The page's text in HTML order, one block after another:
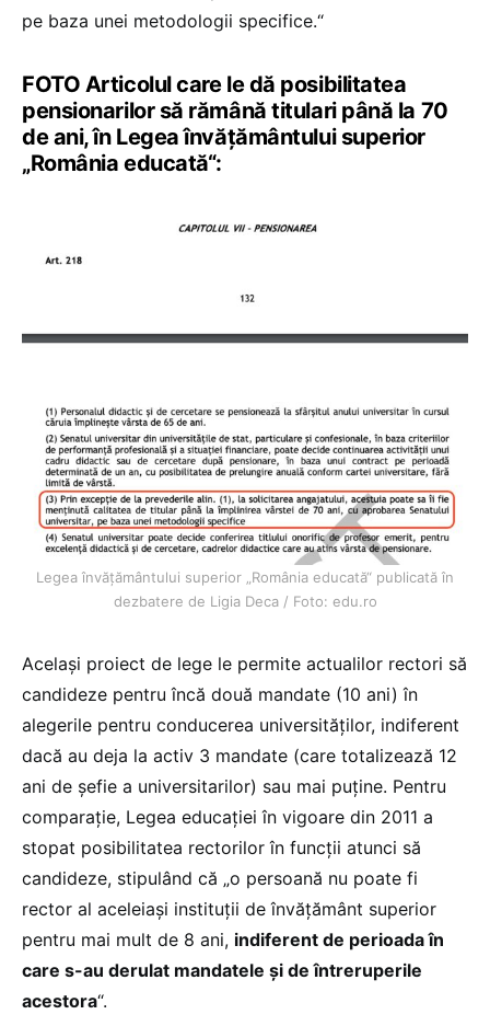
pe baza unei metodologii specifice.“
FOTO Articolul care le dă posibilitatea
pensionarilor să rămână titulari până la 70
de ani, în Legea învățământului superior
„România educată“:
Legea învățământului superior „România educată“ publicată în
dezbatere de Ligia Deca / Foto: edu.ro
Același proiect de lege le permite actualilor rectori să
candideze pentru încă două mandate (10 ani) în
alegerile pentru conducerea universităților, indiferent
dacă au deja la activ 3 mandate (care totalizează 12
ani de șefie a universitarilor) sau mai puține. Pentru
comparație, Legea educației în vigoare din 2011 a
stopat posibilitatea rectorilor în funcții atunci să
candideze, stipulând că „o persoană nu poate fi
rector al aceleiași instituții de învățământ superior
pentru mai mult de 8 ani, indiferent de perioada în
care s-au derulat mandatele și de întreruperile
acestora“.